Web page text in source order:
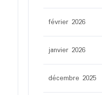
février 2026
janvier 2026
décembre 2025